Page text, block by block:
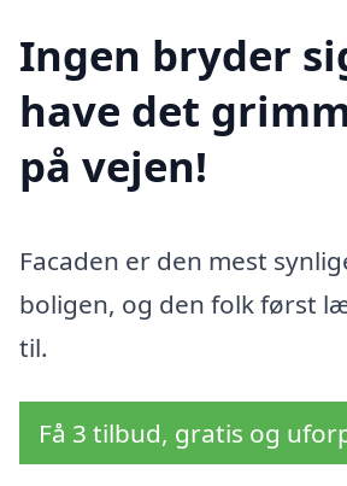
Ingen bryder
have det
på vejen!
Facaden er den mest
boligen, og den folk først
til.
Få 3 tilbud, gratis og